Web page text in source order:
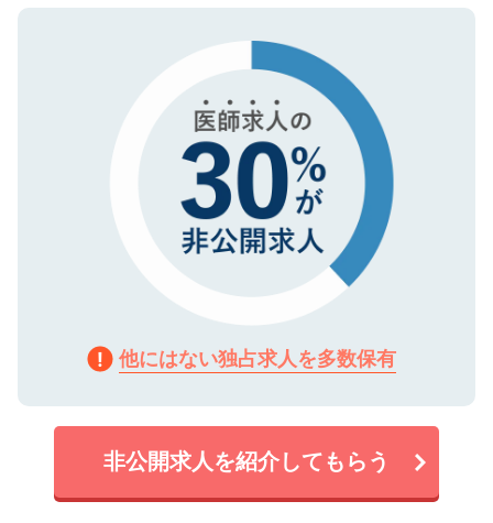
で、機密保持に関してもご安心ください。
ので、まずはご登録ください。
他にはない独占求人を多数保有
非公開求人を紹介してもらう